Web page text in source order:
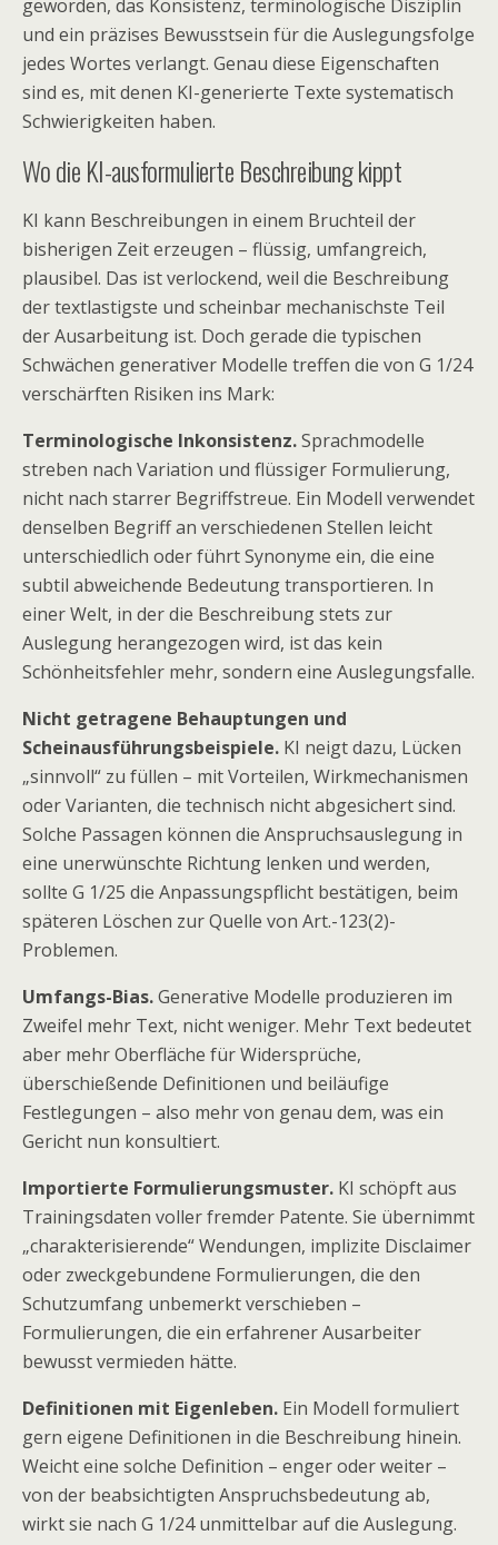
geworden, das Konsistenz, terminologische Disziplin
und ein präzises Bewusstsein für die Auslegungsfolge
jedes Wortes verlangt. Genau diese Eigenschaften
sind es, mit denen KI-generierte Texte systematisch
Schwierigkeiten haben.
Wo die KI-ausformulierte Beschreibung kippt
KI kann Beschreibungen in einem Bruchteil der
bisherigen Zeit erzeugen – flüssig, umfangreich,
plausibel. Das ist verlockend, weil die Beschreibung
der textlastigste und scheinbar mechanischste Teil
der Ausarbeitung ist. Doch gerade die typischen
Schwächen generativer Modelle treffen die von G 1/24
verschärften Risiken ins Mark:
Terminologische Inkonsistenz.Sprachmodelle
streben nach Variation und flüssiger Formulierung,
nicht nach starrer Begriffstreue. Ein Modell verwendet
denselben Begriff an verschiedenen Stellen leicht
unterschiedlich oder führt Synonyme ein, die eine
subtil abweichende Bedeutung transportieren. In
einer Welt, in der die Beschreibung stets zur
Auslegung herangezogen wird, ist das kein
Schönheitsfehler mehr, sondern eine Auslegungsfalle.
Nicht getragene Behauptungen und
Scheinausführungsbeispiele. KI neigt dazu, Lücken
„sinnvoll“ zu füllen – mit Vorteilen, Wirkmechanismen
oder Varianten, die technisch nicht abgesichert sind.
Solche Passagen können die Anspruchsauslegung in
eine unerwünschte Richtung lenken und werden,
sollte G 1/25 die Anpassungspflicht bestätigen, beim
späteren Löschen zur Quelle von Art.-123(2)-
Problemen.
Umfangs-Bias.Generative Modelle produzieren im
Zweifel mehr Text, nicht weniger. Mehr Text bedeutet
aber mehr Oberfläche für Widersprüche,
überschießende Definitionen und beiläufige
Festlegungen – also mehr von genau dem, was ein
Gericht nun konsultiert.
Importierte Formulierungsmuster. KI schöpft aus
Trainingsdaten voller fremder Patente. Sie übernimmt
„charakterisierende“ Wendungen, implizite Disclaimer
oder zweckgebundene Formulierungen, die den
Schutzumfang unbemerkt verschieben –
Formulierungen, die ein erfahrener Ausarbeiter
bewusst vermieden hätte.
Definitionen mit Eigenleben. Ein Modell formuliert
gern eigene Definitionen in die Beschreibung hinein.
Weicht eine solche Definition – enger oder weiter –
von der beabsichtigten Anspruchsbedeutung ab,
wirkt sie nach G 1/24 unmittelbar auf die Auslegung.